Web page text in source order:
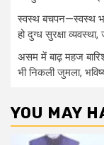
स्वस्थ बचपन—स्वस्थ
हो दुग्ध सुरक्षा
असम में बाढ़ महज
भी निकली जुमला,
YOU MAY